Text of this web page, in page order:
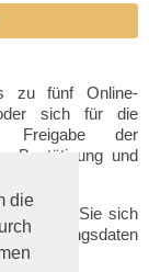
zu fünf Online-
sich für die
Freigabe der
Bestätigung und
müssen Sie sich
Zugangsdaten
die